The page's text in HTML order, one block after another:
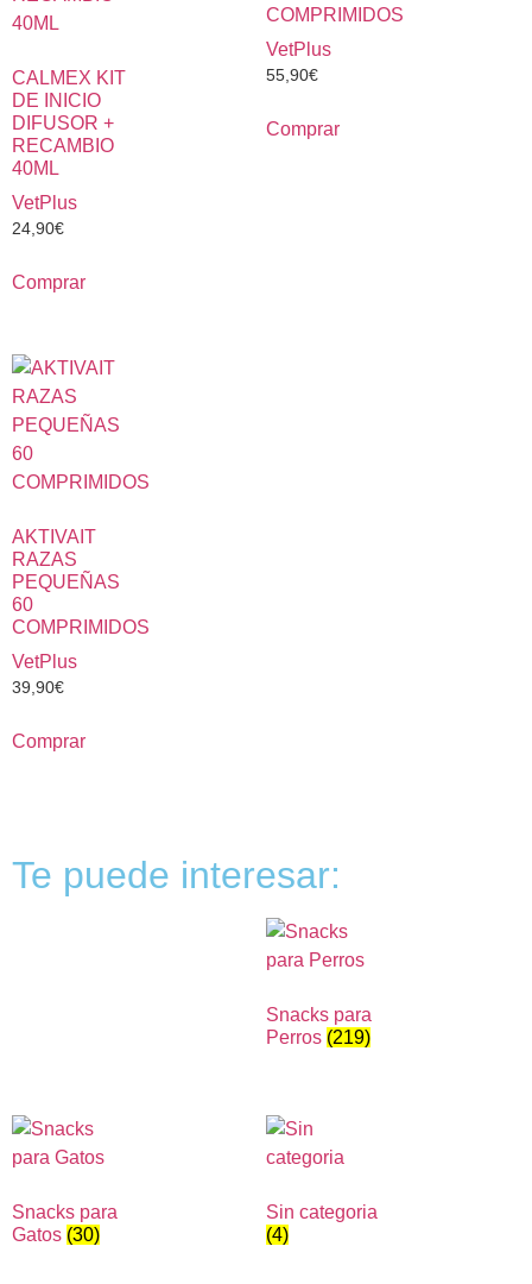
CALMEX KIT
DE INICIO
DIFUSOR +
RECAMBIO
40ML
VetPlus
24,90€
Comprar
COMPRIMIDOS
VetPlus
55,90€
Comprar
AKTIVAIT
RAZAS
PEQUEÑAS
60
COMPRIMIDOS
VetPlus
39,90€
Comprar
Te puede interesar:
Snacks para
Perros (219)
Snacks para
Gatos (30)
Sin categoria
(4)